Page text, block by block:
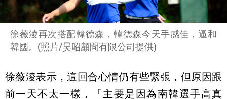
徐薇淩再次搭配韓德森，韓德森今天手感佳，逼和
韓國。(照片/昊昭顧問有限公司提供)
徐薇淩表示，這回合心情仍有些緊張，但原因跟
前一天不太一樣，「主要是因為南韓選手高真